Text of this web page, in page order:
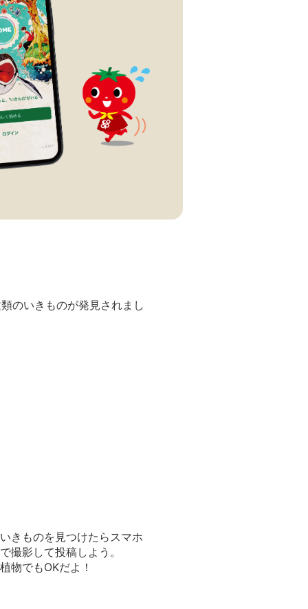
のいきものが発見されまし
いきものを見つけたらスマホ
で撮影して投稿しよう。
植物でもOKだよ！